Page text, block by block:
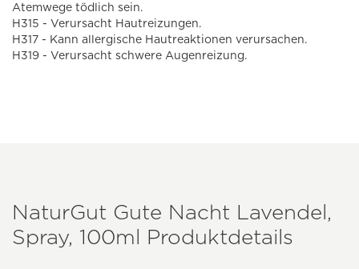
Atemwege tödlich sein.
H315 - Verursacht Hautreizungen.
H317 - Kann allergische Hautreaktionen verursachen.
H319 - Verursacht schwere Augenreizung.
NaturGut Gute Nacht Lavendel,
Spray, 100ml Produktdetails